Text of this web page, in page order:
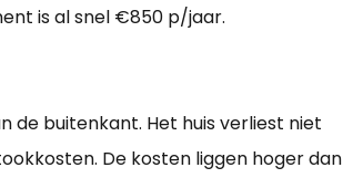
is al snel €850 p/jaar.
de buitenkant. Het huis verliest niet
De kosten liggen hoger dan